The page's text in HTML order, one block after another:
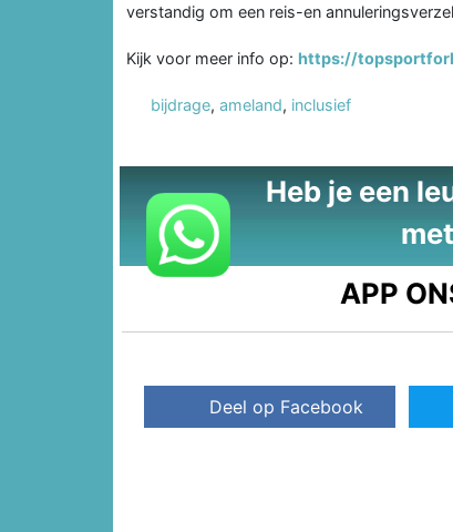
verstandig om een reis-en
Kijk voor meer info op: https://
bijdrage, ameland, inclusief
Heb je een
APP
Deel op Facebook